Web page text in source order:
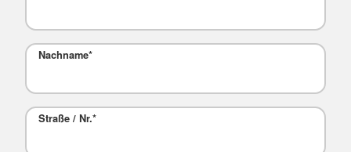
Nachname*
Straße / Nr.*